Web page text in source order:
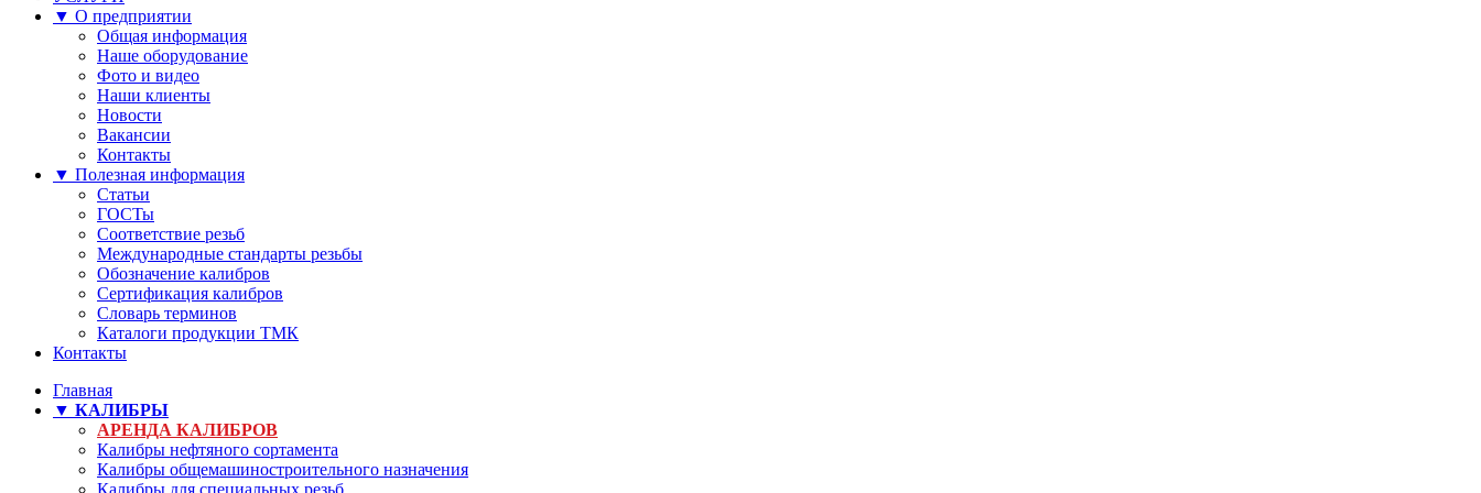
▼ О предприятии
Общая информация
Наше оборудование
Фото и видео
Наши клиенты
Новости
Вакансии
Контакты
▼ Полезная информация
Статьи
ГОСТы
Соответствие резьб
Международные стандарты резьбы
Обозначение калибров
Сертификация калибров
Словарь терминов
Каталоги продукции ТМК
Контакты
Главная
▼ КАЛИБРЫ
АРЕНДА КАЛИБРОВ
Калибры нефтяного сортамента
Калибры общемашиностроительного назначения
Калибры для специальных резьб